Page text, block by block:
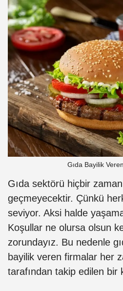
Gıda Bayilik
Gıda sektörü hiçbir
geçmeyecektir. Çünkü
seviyor. Aksi halde
Koşullar ne olursa olsun
zorundayız. Bu nedenle
bayilik veren firmalar her
tarafından takip edilen bir